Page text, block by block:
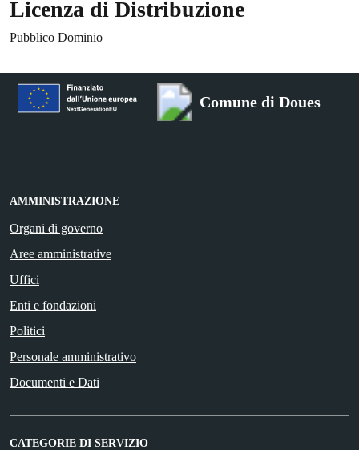
Licenza di Distribuzione
Pubblico Dominio
Comune di Doues
AMMINISTRAZIONE
Organi di governo
Aree amministrative
Uffici
Enti e fondazioni
Politici
Personale amministrativo
Documenti e Dati
CATEGORIE DI SERVIZIO